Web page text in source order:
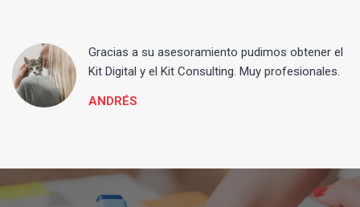
Gracias a su asesoramiento pudimos obtener el
Kit Digital y el Kit Consulting. Muy profesionales.
ANDRÉS